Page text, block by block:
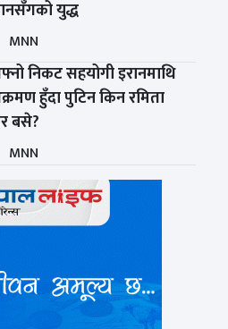
युद्ध
MNN
निकट सहयोगी इरानमाथि
हुँदा पुटिन किन रमिता
बसे?
MNN